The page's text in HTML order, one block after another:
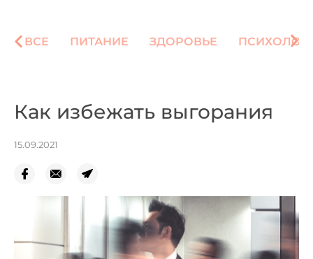
ВСЕ ПИТАНИЕ ЗДОРОВЬЕ
Как избежать выгорания
15.09.2021